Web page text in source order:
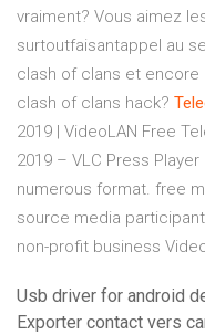
vraiment? Vous aimez
surtoutfaisantappel au
clash of clans et encore
clash of clans hack?
2019 | VideoLAN Free
2019 – VLC Press
numerous format. free
source media
non-profit business
Usb driver for android
Exporter contact vers